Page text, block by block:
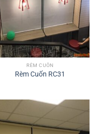
RÈM CUỐN
Rèm Cuốn RC31